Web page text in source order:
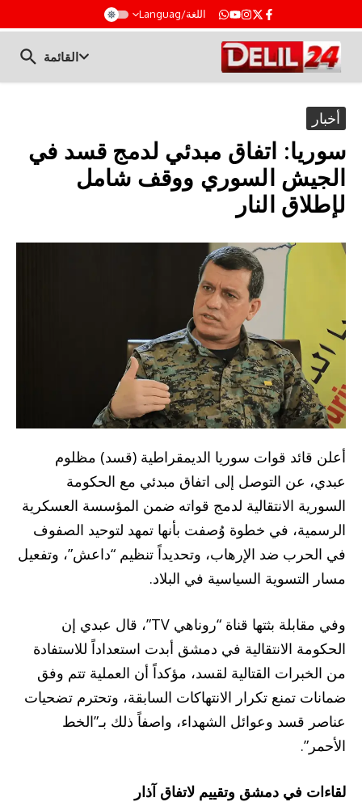
اللغة/Languag
القائمة
أخبار
سوريا: اتفاق مبدئي لدمج قسد في
الجيش السوري ووقف شامل
لإطلاق النار
أعلن قائد قوات سوريا الديمقراطية (قسد) مظلوم
عبدي، عن التوصل إلى اتفاق مبدئي مع الحكومة
السورية الانتقالية لدمج قواته ضمن المؤسسة العسكرية
الرسمية، في خطوة وُصفت بأنها تمهد لتوحيد الصفوف
في الحرب ضد الإرهاب، وتحديداً تنظيم “داعش”، وتفعيل
مسار التسوية السياسية في البلاد.
وفي مقابلة بثتها قناة “روناهي TV”، قال عبدي إن
الحكومة الانتقالية في دمشق أبدت استعداداً للاستفادة
من الخبرات القتالية لقسد، مؤكداً أن العملية تتم وفق
ضمانات تمنع تكرار الانتهاكات السابقة، وتحترم تضحيات
عناصر قسد وعوائل الشهداء، واصفاً ذلك بـ”الخط
الأحمر”.
لقاءات في دمشق وتقييم لاتفاق آذار